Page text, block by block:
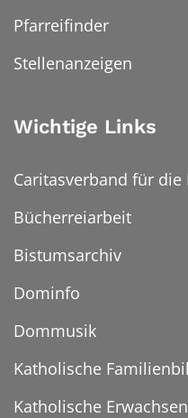
Pfarreifinder
Stellenanzeigen
Wichtige Links
Caritasverband für die
Bücherreiarbeit
Bistumsarchiv
Dominfo
Dommusik
Katholische
Katholische